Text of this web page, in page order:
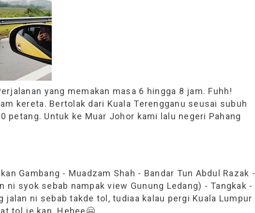
yang memakan masa 6 hingga 8 jam. Fuhh!
kereta. Bertolak dari Kuala Terengganu seusai subuh
petang. Untuk ke Muar Johor kami lalu negeri Pahang
Gambang - Muadzam Shah - Bandar Tun Abdul Razak -
ni syok sebab nampak view Gunung Ledang) - Tangkak -
jalan ni sebab takde tol, tudiaa kalau pergi Kuala Lumpur
tol je kan. Hehee🤗